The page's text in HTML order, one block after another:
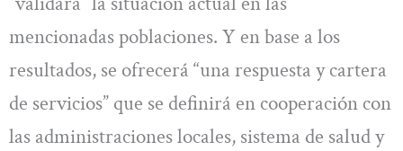
mencionadas poblaciones. Y en base a los
resultados, se ofrecerá “una respuesta y cartera
de servicios” que se definirá en cooperación con
las administraciones locales, sistema de salud y